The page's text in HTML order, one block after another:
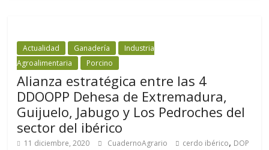
Actualidad Ganadería
Industria
Agroalimentaria
Porcino
Alianza estratégica entre las 4
DDOOPP Dehesa de Extremadura,
Guijuelo, Jabugo y Los Pedroches del
sector del ibérico
11 diciembre, 2020 CuadernoAgrario cerdo ibérico, DOP